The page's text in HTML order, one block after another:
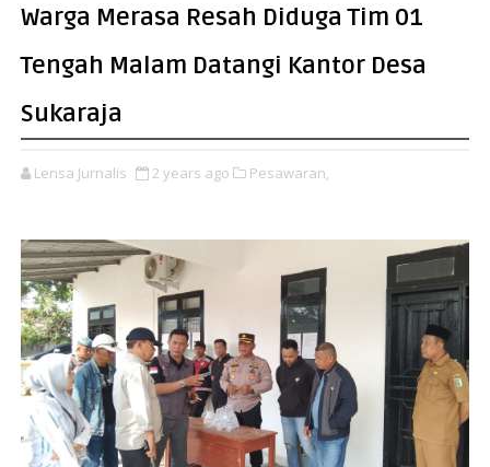
Warga Merasa Resah Diduga Tim 01
Tengah Malam Datangi Kantor Desa
Sukaraja
Lensa Jurnalis 2 years ago Pesawaran,